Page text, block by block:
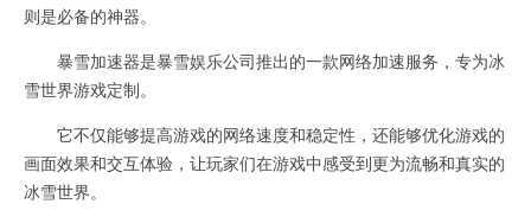
则是必备的神器。
暴雪加速器是暴雪娱乐公司推出的一款网络加速服务，专为冰
雪世界游戏定制。
它不仅能够提高游戏的网络速度和稳定性，还能够优化游戏的
画面效果和交互体验，让玩家们在游戏中感受到更为流畅和真实的
冰雪世界。